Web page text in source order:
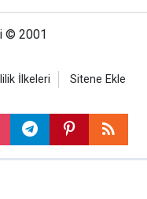
© 2001
İlkeleri Sitene Ekle